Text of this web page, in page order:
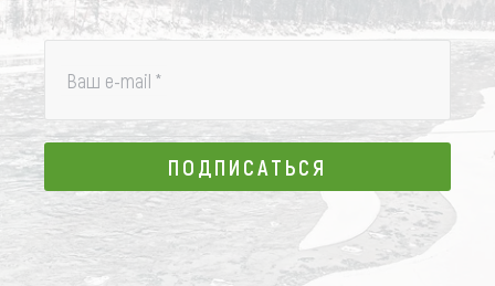
Ваш e-mail *
ПОДПИСАТЬСЯ
ПОДПИСАТЬСЯ